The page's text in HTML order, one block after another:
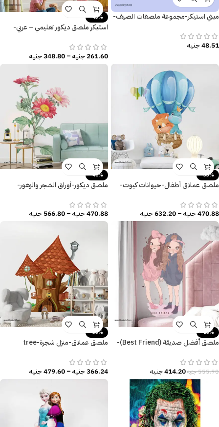
ميني استيكر-مجموعة ملصقات الصيف-
48.51جنيه
-43%
استيكر ملصق ديكور تعليمي – عربي-
261.60جنيه–
348.80جنيه
-33%
ملصق عملاق أطفال-حيوانات كيوت-
470.88جنيه–
632.20جنيه
-40%
ملصق ديكور-أوراق الشجر والزهور-
470.88جنيه–
566.80جنيه
-25%
ملصق أفضل صديقة (Best Friend)-
555.90جنيه414.20جنيه
-35%
ملصق عملاق-منزل شجرة-tree
366.24جنيه–
479.60جنيه